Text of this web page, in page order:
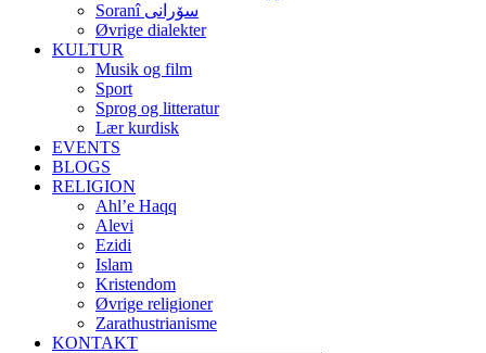
Soranî سۆرانی
Øvrige dialekter
KULTUR
Musik og film
Sport
Sprog og litteratur
Lær kurdisk
EVENTS
BLOGS
RELIGION
Ahl’e Haqq
Alevi
Ezidi
Islam
Kristendom
Øvrige religioner
Zarathustrianisme
KONTAKT